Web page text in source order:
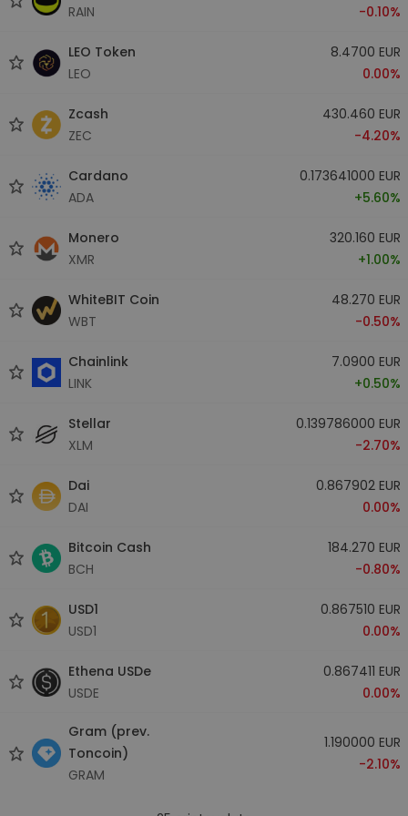
RAIN
-0.10%
LEO Token
LEO
8.4700 EUR
0.00%
Zcash
ZEC
430.460 EUR
-4.20%
Cardano
ADA
0.173641000 EUR
+5.60%
Monero
XMR
320.160 EUR
+1.00%
WhiteBIT Coin
WBT
48.270 EUR
-0.50%
Chainlink
LINK
7.0900 EUR
+0.50%
Stellar
XLM
0.139786000 EUR
-2.70%
Dai
DAI
0.867902 EUR
0.00%
Bitcoin Cash
BCH
184.270 EUR
-0.80%
USD1
USD1
0.867510 EUR
0.00%
Ethena USDe
USDE
0.867411 EUR
0.00%
Gram (prev.
Toncoin)
GRAM
1.190000 EUR
-2.10%